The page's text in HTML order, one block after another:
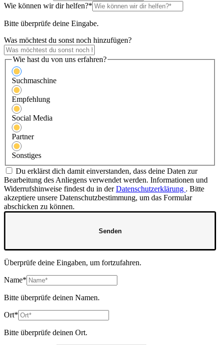
Wie können wir dir helfen?*
Bitte überprüfe deine Eingabe.
Was möchtest du sonst noch hinzufügen?
Wie hast du von uns erfahren?
Suchmaschine
Empfehlung
Social Media
Partner
Sonstiges
Du erklärst dich damit einverstanden, dass deine Daten zur
Bearbeitung des Anliegens verwendet werden. Informationen und
Widerrufshinweise findest du in derDatenschutzerklärung . Bitte
akzeptiere unsere Datenschutzbestimmung, um das Formular
abschicken zu können.
Senden
Überprüfe deine Eingaben, um fortzufahren.
Name*
Bitte überprüfe deinen Namen.
Ort*
Bitte überprüfe deinen Ort.